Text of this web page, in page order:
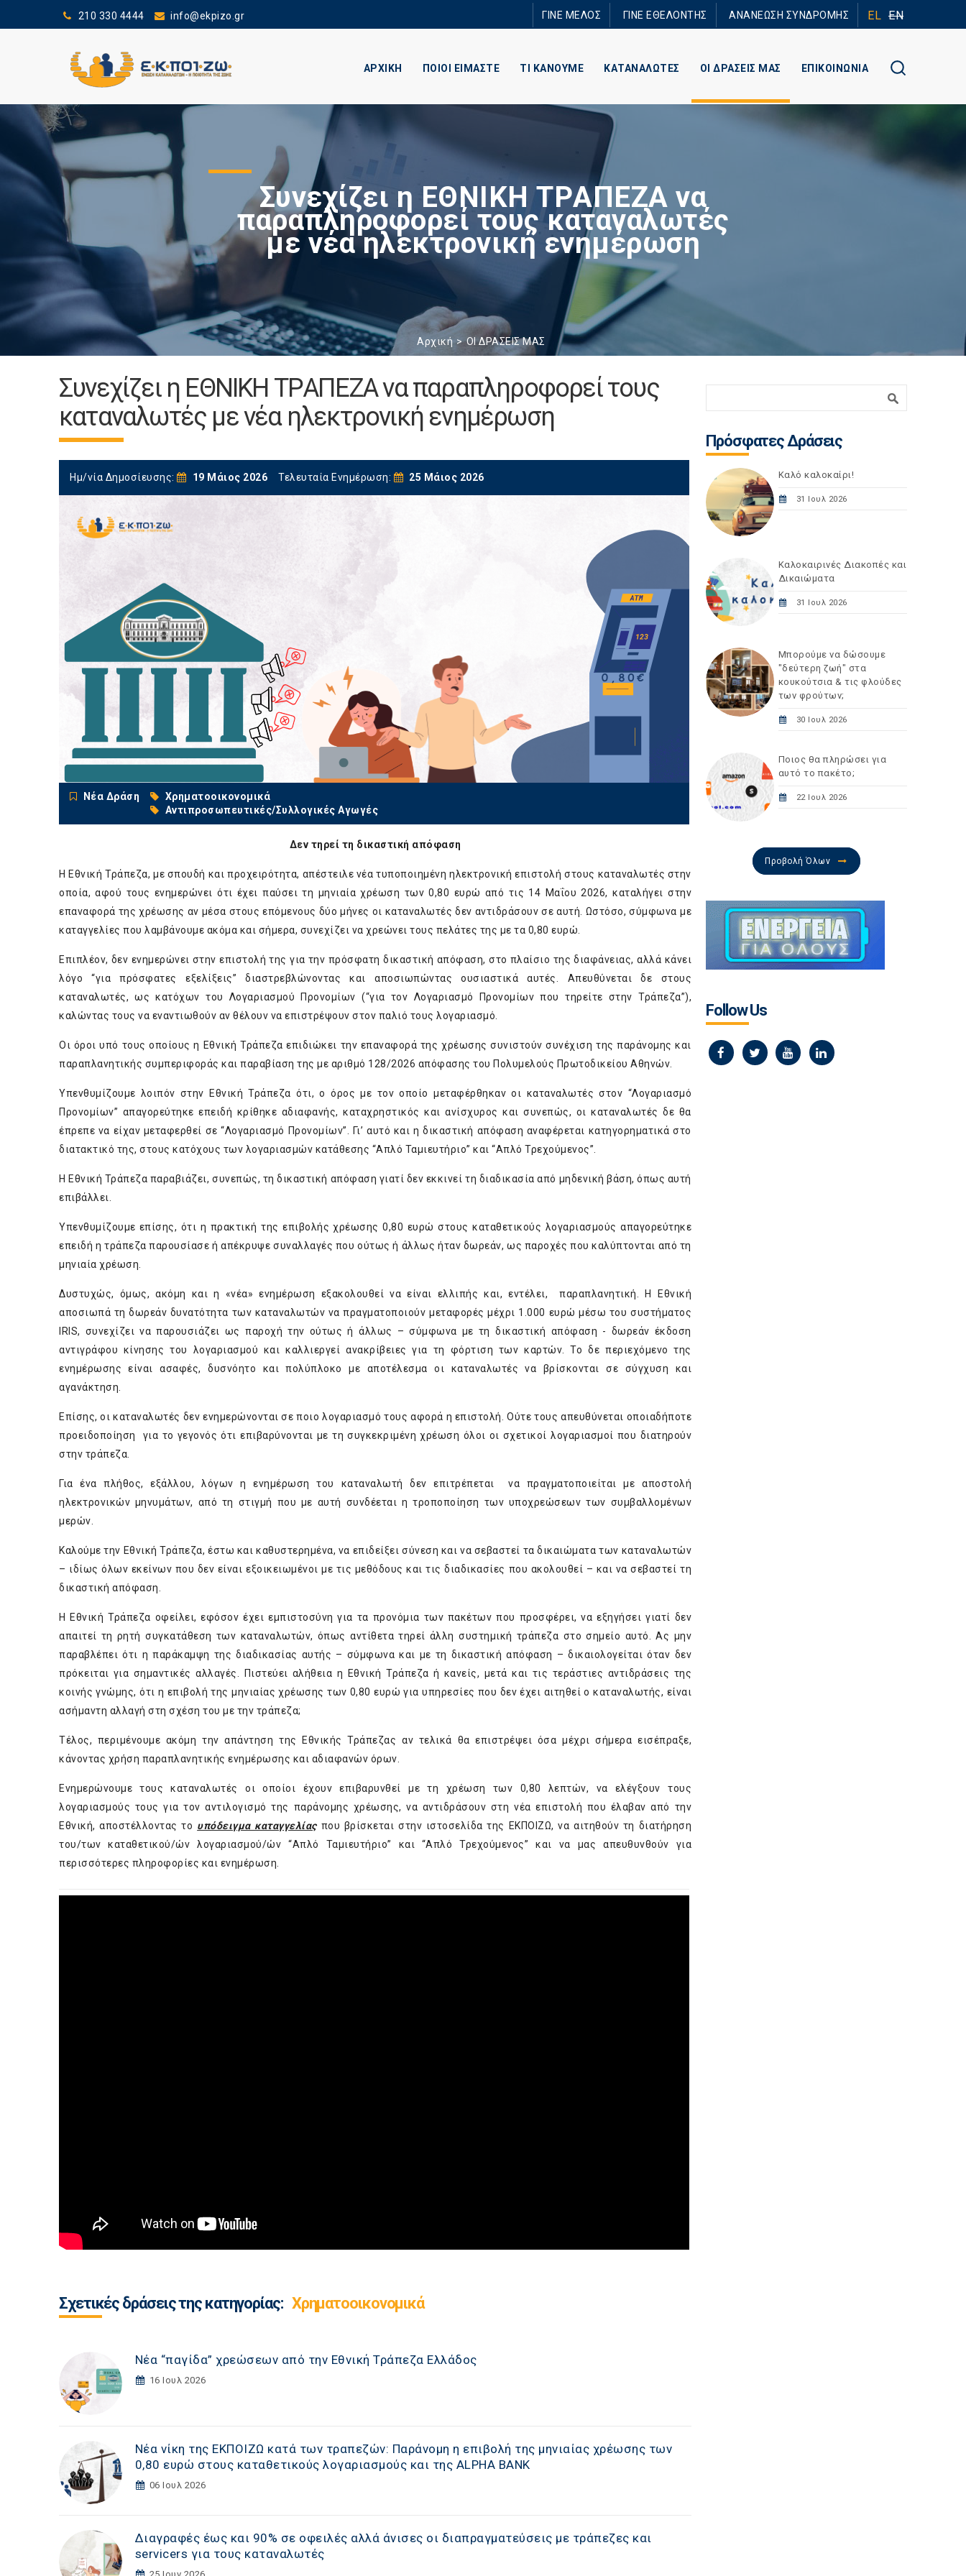
210 330 4444 info@ekpizo.gr ΓΙΝΕ ΜΕΛΟΣ ΓΙΝΕ ΕΘΕΛΟΝΤΗΣ ΑΝΑΝΕΩΣΗ ΣΥΝΔΡΟΜΗΣ EL EN
ΑΡΧΙΚΗ ΠΟΙΟΙ ΕΙΜΑΣΤΕ ΤΙ ΚΑΝΟΥΜΕ ΚΑΤΑΝΑΛΩΤΕΣ ΟΙ ΔΡΑΣΕΙΣ ΜΑΣ ΕΠΙΚΟΙΝΩΝΙΑ
Συνεχίζει η ΕΘΝΙΚΗ TΡAΠEZA να
παραπληροφορεί τους καταναλωτές
με νέα ηλεκτρονική ενημέρωση
Αρχική ΟΙ ΔΡΑΣΕΙΣ ΜΑΣ
Συνεχίζει η ΕΘΝΙΚΗ TΡAΠEZA να παραπληροφορεί τους
καταναλωτές με νέα ηλεκτρονική ενημέρωση
Ημ/νία Δημοσίευσης: 19 Μάιος 2026 Τελευταία Ενημέρωση: 25 Μάιος 2026
Νέα Δράση
Χρηματοοικονομικά
Αντιπροσωπευτικές/Συλλογικές Αγωγές
Δεν τηρεί τη δικαστική απόφαση
Η Εθνική Τράπεζα, με σπουδή και προχειρότητα, απέστειλε νέα τυποποιημένη ηλεκτρονική επιστολή στους καταναλωτές στην
οποία, αφού τους ενημερώνει ότι έχει παύσει τη μηνιαία χρέωση των 0,80 ευρώ από τις 14 Μαΐου 2026, καταλήγει στην
επαναφορά της χρέωσης αν μέσα στους επόμενους δύο μήνες οι καταναλωτές δεν αντιδράσουν σε αυτή. Ωστόσο, σύμφωνα με
καταγγελίες που λαμβάνουμε ακόμα και σήμερα, συνεχίζει να χρεώνει τους πελάτες της με τα 0,80 ευρώ.
Επιπλέον, δεν ενημερώνει στην επιστολή της για την πρόσφατη δικαστική απόφαση, στο πλαίσιο της διαφάνειας, αλλά κάνει
λόγο “για πρόσφατες εξελίξεις” διαστρεβλώνοντας και αποσιωπώντας ουσιαστικά αυτές. Απευθύνεται δε στους
καταναλωτές, ως κατόχων του Λογαριασμού Προνομίων (“για τον Λογαριασμό Προνομίων που τηρείτε στην Τράπεζα”),
καλώντας τους να εναντιωθούν αν θέλουν να επιστρέψουν στον παλιό τους λογαριασμό.
Οι όροι υπό τους οποίους η Εθνική Τράπεζα επιδιώκει την επαναφορά της χρέωσης συνιστούν συνέχιση της παράνομης και
παραπλανητικής συμπεριφοράς και παραβίαση της με αριθμό 128/2026 απόφασης του Πολυμελούς Πρωτοδικείου Αθηνών.
Υπενθυμίζουμε λοιπόν στην Εθνική Τράπεζα ότι, ο όρος με τον οποίο μεταφέρθηκαν οι καταναλωτές στον “Λογαριασμό
Προνομίων” απαγορεύτηκε επειδή κρίθηκε αδιαφανής, καταχρηστικός και ανίσχυρος και συνεπώς, οι καταναλωτές δε θα
έπρεπε να είχαν μεταφερθεί σε “Λογαριασμό Προνομίων”. Γι’ αυτό και η δικαστική απόφαση αναφέρεται κατηγορηματικά στο
διατακτικό της, στους κατόχους των λογαριασμών κατάθεσης “Απλό Ταμιευτήριο” και “Απλό Τρεχούμενος”.
Η Εθνική Τράπεζα παραβιάζει, συνεπώς, τη δικαστική απόφαση γιατί δεν εκκινεί τη διαδικασία από μηδενική βάση, όπως αυτή
επιβάλλει.
Υπενθυμίζουμε επίσης, ότι η πρακτική της επιβολής χρέωσης 0,80 ευρώ στους καταθετικούς λογαριασμούς απαγορεύτηκε
επειδή η τράπεζα παρουσίασε ή απέκρυψε συναλλαγές που ούτως ή άλλως ήταν δωρεάν, ως παροχές που καλύπτονται από τη
μηνιαία χρέωση.
Δυστυχώς, όμως, ακόμη και η «νέα» ενημέρωση εξακολουθεί να είναι ελλιπής και, εντέλει, παραπλανητική. Η Εθνική
αποσιωπά τη δωρεάν δυνατότητα των καταναλωτών να πραγματοποιούν μεταφορές μέχρι 1.000 ευρώ μέσω του συστήματος
IRIS, συνεχίζει να παρουσιάζει ως παροχή την ούτως ή άλλως – σύμφωνα με τη δικαστική απόφαση - δωρεάν έκδοση
αντιγράφου κίνησης του λογαριασμού και καλλιεργεί ανακρίβειες για τη φόρτιση των καρτών. Το δε περιεχόμενο της
ενημέρωσης είναι ασαφές, δυσνόητο και πολύπλοκο με αποτέλεσμα οι καταναλωτές να βρίσκονται σε σύγχυση και
αγανάκτηση.
Επίσης, οι καταναλωτές δεν ενημερώνονται σε ποιο λογαριασμό τους αφορά η επιστολή. Ούτε τους απευθύνεται οποιαδήποτε
προειδοποίηση για το γεγονός ότι επιβαρύνονται με τη συγκεκριμένη χρέωση όλοι οι σχετικοί λογαριασμοί που διατηρούν
στην τράπεζα.
Για ένα πλήθος, εξάλλου, λόγων η ενημέρωση του καταναλωτή δεν επιτρέπεται να πραγματοποιείται με αποστολή
ηλεκτρονικών μηνυμάτων, από τη στιγμή που με αυτή συνδέεται η τροποποίηση των υποχρεώσεων των συμβαλλομένων
μερών.
Καλούμε την Εθνική Τράπεζα, έστω και καθυστερημένα, να επιδείξει σύνεση και να σεβαστεί τα δικαιώματα των καταναλωτών
– ιδίως όλων εκείνων που δεν είναι εξοικειωμένοι με τις μεθόδους και τις διαδικασίες που ακολουθεί – και να σεβαστεί τη
δικαστική απόφαση.
Η Εθνική Τράπεζα οφείλει, εφόσον έχει εμπιστοσύνη για τα προνόμια των πακέτων που προσφέρει, να εξηγήσει γιατί δεν
απαιτεί τη ρητή συγκατάθεση των καταναλωτών, όπως αντίθετα τηρεί άλλη συστημική τράπεζα στο σημείο αυτό. Ας μην
παραβλέπει ότι η παράκαμψη της διαδικασίας αυτής – σύμφωνα και με τη δικαστική απόφαση – δικαιολογείται όταν δεν
πρόκειται για σημαντικές αλλαγές. Πιστεύει αλήθεια η Εθνική Τράπεζα ή κανείς, μετά και τις τεράστιες αντιδράσεις της
κοινής γνώμης, ότι η επιβολή της μηνιαίας χρέωσης των 0,80 ευρώ για υπηρεσίες που δεν έχει αιτηθεί ο καταναλωτής, είναι
ασήμαντη αλλαγή στη σχέση του με την τράπεζα;
Τέλος, περιμένουμε ακόμη την απάντηση της Εθνικής Τράπεζας αν τελικά θα επιστρέψει όσα μέχρι σήμερα εισέπραξε,
κάνοντας χρήση παραπλανητικής ενημέρωσης και αδιαφανών όρων.
Ενημερώνουμε τους καταναλωτές οι οποίοι έχουν επιβαρυνθεί με τη χρέωση των 0,80 λεπτών, να ελέγξουν τους
λογαριασμούς τους για τον αντιλογισμό της παράνομης χρέωσης, να αντιδράσουν στη νέα επιστολή που έλαβαν από την
Εθνική, αποστέλλοντας το υπόδειγμα καταγγελίαςπου βρίσκεται στην ιστοσελίδα της ΕΚΠΟΙΖΩ, να αιτηθούν τη διατήρηση
του/των καταθετικού/ών λογαριασμού/ών “Απλό Ταμιευτήριο” και “Απλό Τρεχούμενος” και να μας απευθυνθούν για
περισσότερες πληροφορίες και ενημέρωση.
Σχετικές δράσεις της κατηγορίας: Χρηματοοικονομικά
Νέα “παγίδα” χρεώσεων από την Εθνική Τράπεζα Ελλάδος
16 Ιουλ 2026
Νέα νίκη της ΕΚΠΟΙΖΩ κατά των τραπεζών: Παράνομη η επιβολή της μηνιαίας χρέωσης των
0,80 ευρώ στους καταθετικούς λογαριασμούς και της ALPHA BANK
06 Ιουλ 2026
Διαγραφές έως και 90% σε οφειλές αλλά άνισες οι διαπραγματεύσεις με τράπεζες και
servicers για τους καταναλωτές
Πρόσφατες Δράσεις
Καλό καλοκαίρι!
31 Ιουλ 2026
Καλοκαιρινές Διακοπές και
Δικαιώματα
31 Ιουλ 2026
Μπορούμε να δώσουμε
"δεύτερη ζωή" στα
κουκούτσια & τις φλούδες
των φρούτων;
30 Ιουλ 2026
Ποιος θα πληρώσει για
αυτό το πακέτο;
22 Ιουλ 2026
Προβολή Όλων
Follow Us